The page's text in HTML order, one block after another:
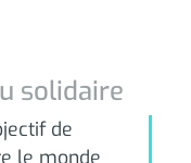
solidaire
de